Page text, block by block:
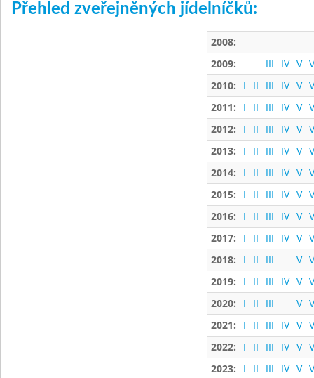
Přehled zveřejněných jídelníčků:
2008:
2009:
III IV V
2010:
I II III IV V
2011:
I II III IV V
2012:
I II III IV V
2013:
I II III IV V
2014:
I II III IV V
2015:
I II III IV V
2016:
I II III IV V
2017:
I II III IV V
2018:
I II III V
2019:
I II III IV V
2020:
I II III V
2021:
I II III IV V
2022:
I II III IV V
2023:
I II III IV V